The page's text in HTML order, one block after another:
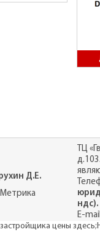
Д.Е.
ТЦ
ндс).
E-
цены здесь;